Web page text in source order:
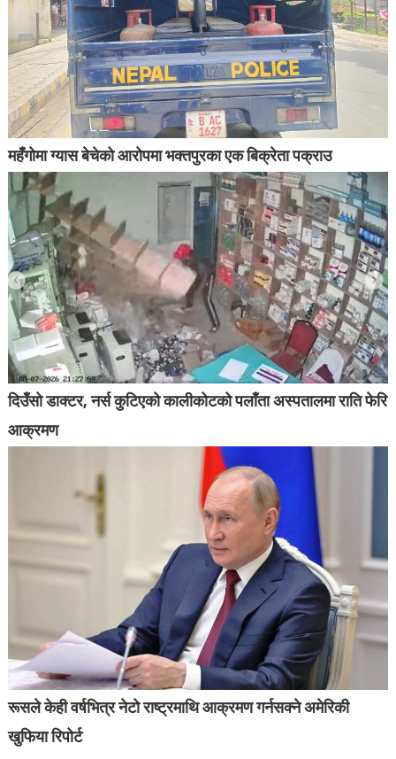
महँगोमा ग्यास बेचेको आरोपमा भक्तपुरका एक बिक्रेता पक्राउ
दिउँसो डाक्टर, नर्स कुटिएको कालीकोटको पलाँता अस्पतालमा राति फेरि
आक्रमण
रूसले केही वर्षभित्र नेटो राष्ट्रमाथि आक्रमण गर्नसक्ने अमेरिकी
खुफिया रिपोर्ट